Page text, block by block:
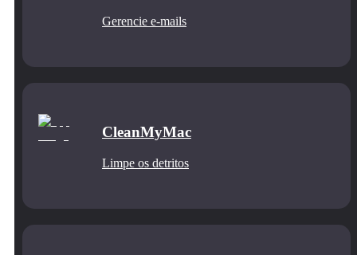
Gerencie e‑mails
CleanMyMac
Limpe os detritos